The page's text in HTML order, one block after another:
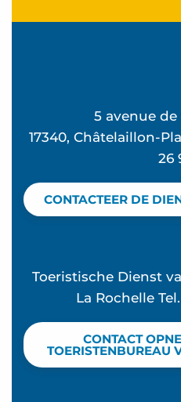
5 avenue
17340, Châtelaillon-
26
CONTACTEER DE
Toeristische Dienst
La Rochelle
CONTACT
TOERISTENBUREAU